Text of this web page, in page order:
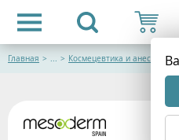
Главная > ... > Космецевтика и